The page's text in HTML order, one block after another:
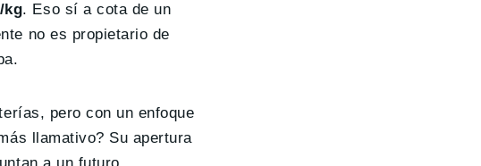
kg. Eso sí a cota de un
no es propietario de
pero con un enfoque
llamativo? Su apertura